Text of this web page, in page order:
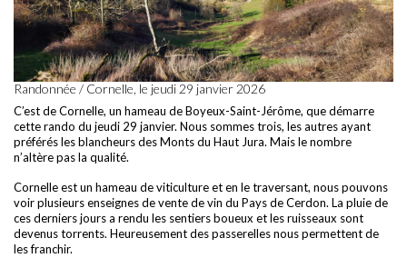
Randonnée / Cornelle, le jeudi 29 janvier 2026
C’est de Cornelle, un hameau de Boyeux-Saint-Jérôme, que démarre
cette rando du jeudi 29 janvier. Nous sommes trois, les autres ayant
préférés les blancheurs des Monts du Haut Jura. Mais le nombre
n’altère pas la qualité.
Cornelle est un hameau de viticulture et en le traversant, nous pouvons
voir plusieurs enseignes de vente de vin du Pays de Cerdon. La pluie de
ces derniers jours a rendu les sentiers boueux et les ruisseaux sont
devenus torrents. Heureusement des passerelles nous permettent de
les franchir.